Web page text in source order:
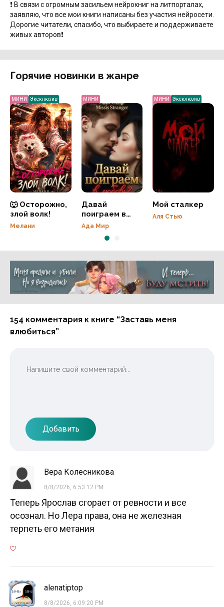
❗️ В связи с огромным засильем нейрокниг на литпорталах,
заявляю, что все мои книги написаны без участия нейросети.
Дорогие читатели, спасибо, что выбираете и поддерживаете
живых авторов❗️
Горячие новинки в жанре
МИНИ Эксклюзив
🐺 Осторожно,
злой волк!
Мелани
МИНИ
Давай
поиграем в
любовь?
Ада Мир
МИНИ Эксклюзив
Мой сталкер
Аля Стью
Реклама 16+ АО «ЛитГород»
154 комментария к книге “Заставь меня
влюбиться”
Добавить
Вера Колесникова
8/8/2026, 6:53:12 PM
Теперь Ярослав сгорает от ревности и все
осознал. Но Лера права, она не железная
терпеть его метания
alenatiptop
8/8/2026, 6:09:20 PM